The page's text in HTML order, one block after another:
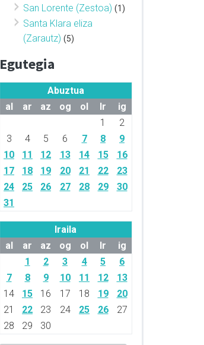
San Lorente (Zestoa) (1)
Santa Klara eliza
(Zarautz) (5)
Egutegia
Abuztua
al
ar az og ol lr
ig
1
2
3
4 5 6 7 8
9
10
11 12 13 14 15
16
17
18 19 20 21 22
23
24
25 26 27 28 29
30
31
Iraila
al
ar az og ol lr
ig
1
2 3 4 5
6
7
8 9 10 11 12
13
14
15 16 17 18 19
20
21
22 23 24 25 26
27
28
29 30